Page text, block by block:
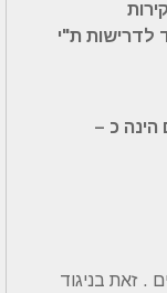
לדרישות ת"י
הינה כ –
. זאת בניגוד